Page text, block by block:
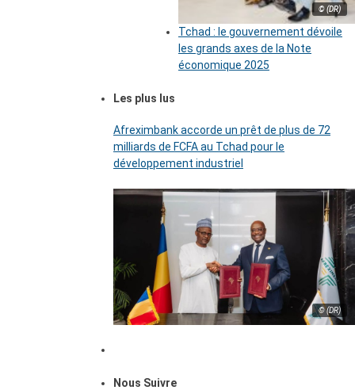
© (DR)
Tchad : le gouvernement dévoile
les grands axes de la Note
économique 2025
Les plus lus
Afreximbank accorde un prêt de plus de 72
milliards de FCFA au Tchad pour le
développement industriel
© (DR)
Nous Suivre